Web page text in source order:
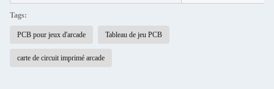
Tags:
PCB pour jeux d'arcade Tableau de jeu PCB
carte de circuit imprimé arcade